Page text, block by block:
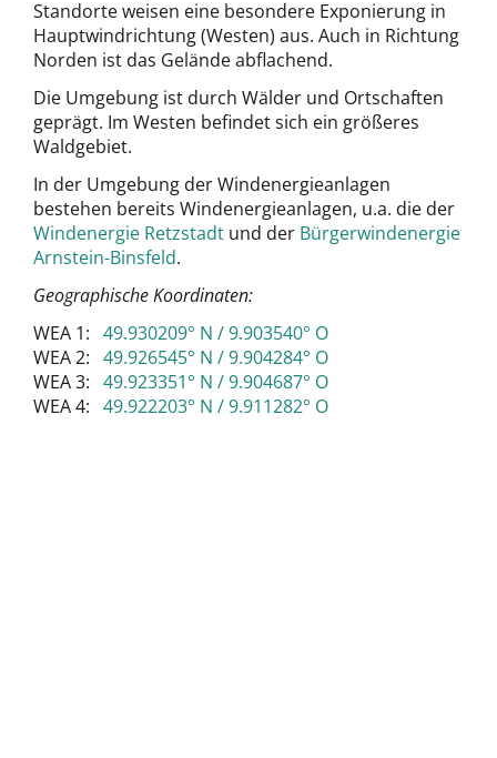
Standorte weisen eine besondere Exponierung in
Hauptwindrichtung (Westen) aus. Auch in Richtung
Norden ist das Gelände abflachend.
Die Umgebung ist durch Wälder und Ortschaften
geprägt. Im Westen befindet sich ein größeres
Waldgebiet.
In der Umgebung der Windenergieanlagen
bestehen bereits Windenergieanlagen, u.a. die der
Windenergie Retzstadt und der Bürgerwindenergie
Arnstein-Binsfeld.
Geographische Koordinaten:
WEA 1: 49.930209° N / 9.903540° O
WEA 2: 49.926545° N / 9.904284° O
WEA 3: 49.923351° N / 9.904687° O
WEA 4: 49.922203° N / 9.911282° O